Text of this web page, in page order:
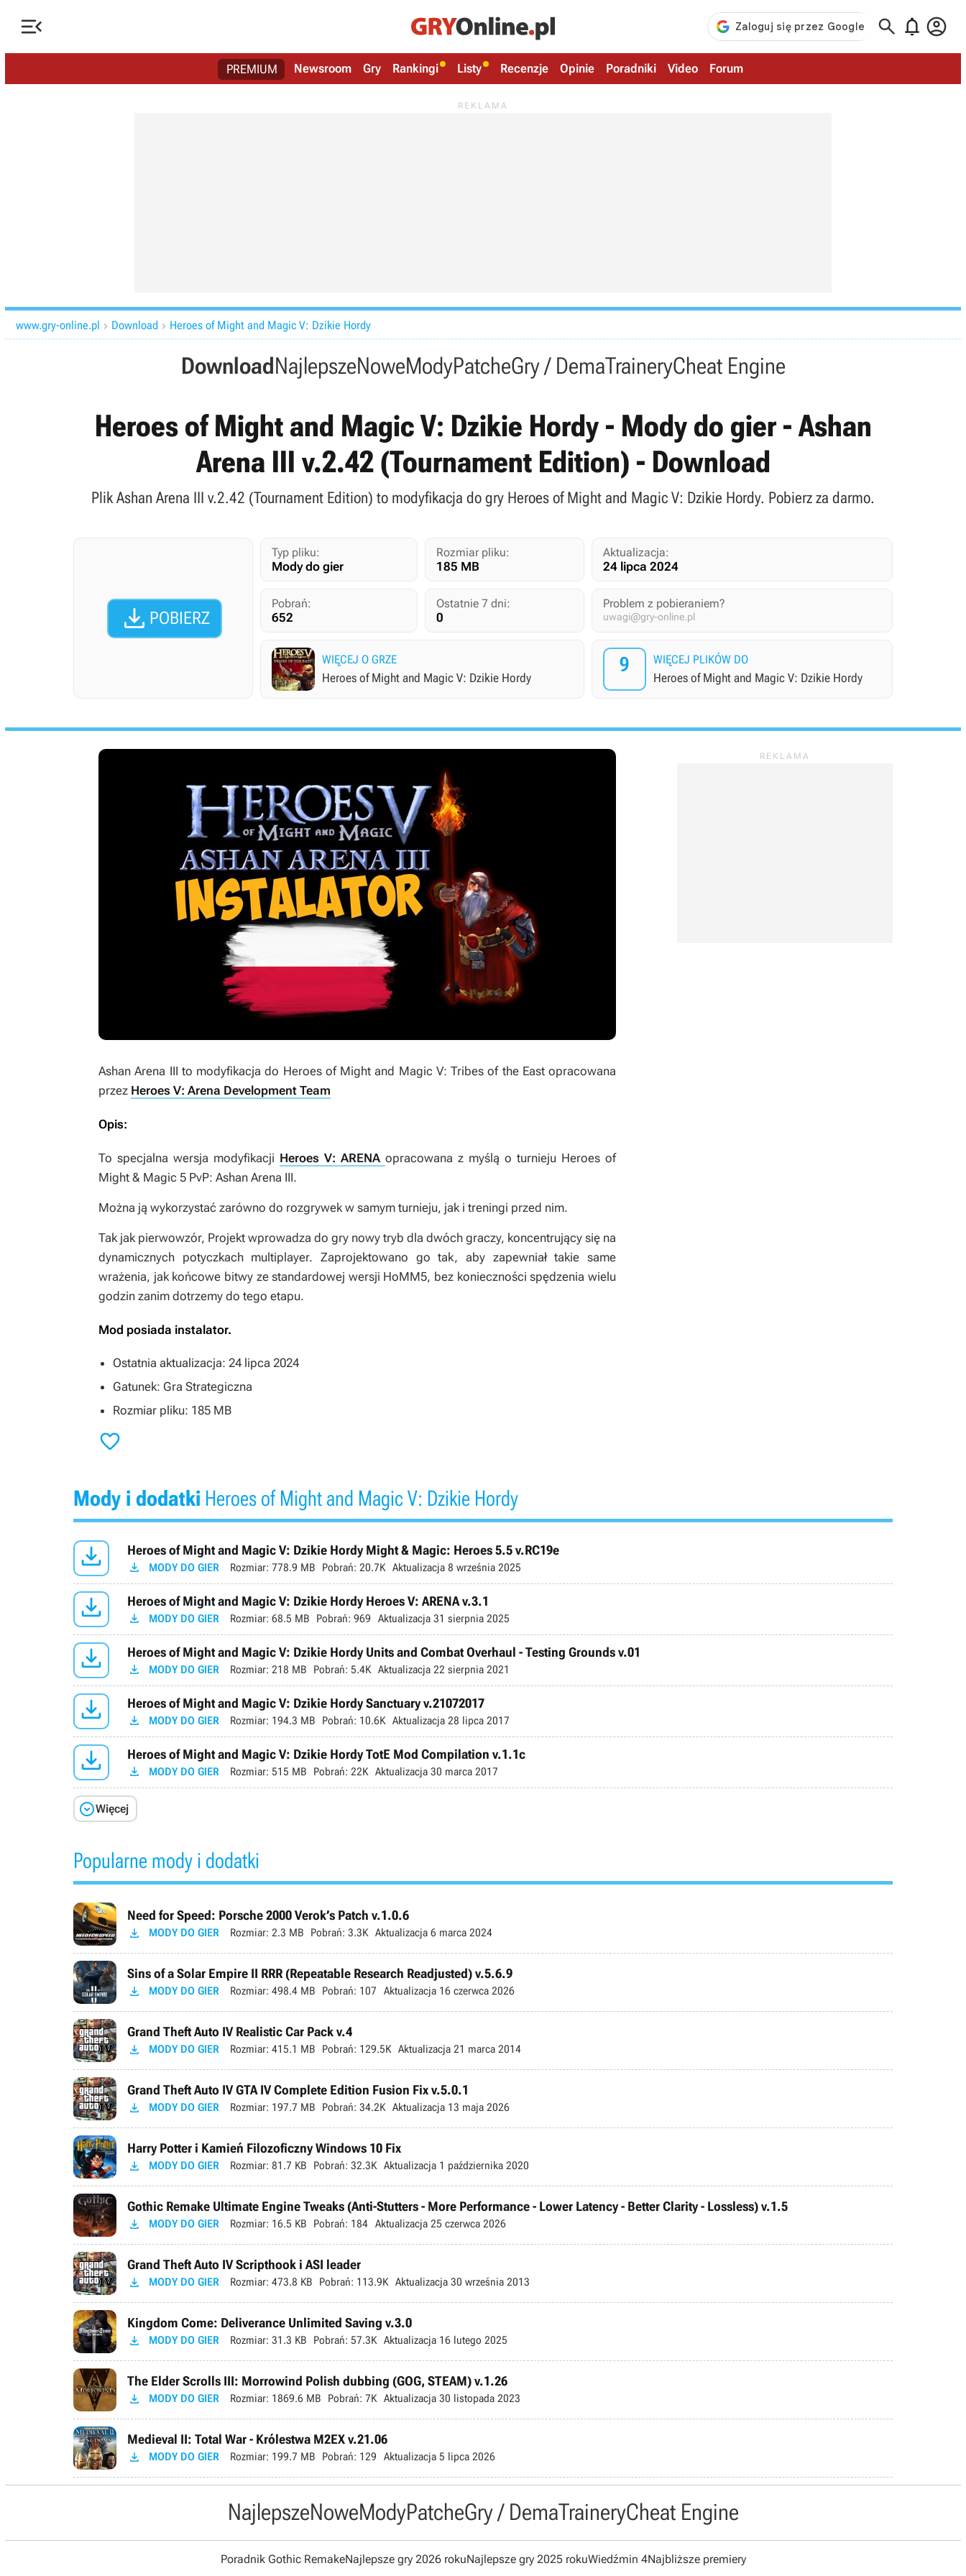
   
PREMIUM Newsroom Gry Rankingi Listy Recenzje Opinie Poradniki Video Forum
www.gry-online.pl  Download  Heroes of Might and Magic V: Dzikie Hordy
DownloadNajlepszeNoweModyPatcheGry / DemaTraineryCheat Engine
Heroes of Might and Magic V: Dzikie Hordy - Mody do gier - Ashan
Arena III v.2.42 (Tournament Edition) - Download
Plik Ashan Arena III v.2.42 (Tournament Edition) to modyfikacja do gry Heroes of Might and Magic V: Dzikie Hordy. Pobierz za darmo.
 POBIERZ
Typ pliku:
Mody do gier
Rozmiar pliku:
185 MB
Aktualizacja:
24 lipca 2024
Pobrań:
652
Ostatnie 7 dni:
0
Problem z pobieraniem?
uwagi@gry-online.pl
WIĘCEJ O GRZE
Heroes of Might and Magic V: Dzikie Hordy
9 WIĘCEJ PLIKÓW DO
Heroes of Might and Magic V: Dzikie Hordy
Ashan Arena III to modyfikacja do Heroes of Might and Magic V: Tribes of the Eastopracowana
przez Heroes V: Arena Development Team
Opis:
To specjalna wersja modyfikacji Heroes V: ARENA opracowana z myślą o turnieju Heroes of
Might & Magic 5 PvP: Ashan Arena III.
Można ją wykorzystać zarówno do rozgrywek w samym turnieju, jak i treningi przed nim.
Tak jak pierwowzór, Projekt wprowadza do gry nowy tryb dla dwóch graczy, koncentrujący się na
dynamicznych potyczkach multiplayer. Zaprojektowano go tak, aby zapewniał takie same
wrażenia, jak końcowe bitwy ze standardowej wersji HoMM5, bez konieczności spędzenia wielu
godzin zanim dotrzemy do tego etapu.
Mod posiada instalator.
Ostatnia aktualizacja: 24 lipca 2024
Gatunek: Gra Strategiczna
Rozmiar pliku: 185 MB

Mody i dodatki Heroes of Might and Magic V: Dzikie Hordy
 Heroes of Might and Magic V: Dzikie Hordy Might & Magic: Heroes 5.5 v.RC19e
 MODY DO GIER Rozmiar: 778.9 MB Pobrań: 20.7K Aktualizacja 8 września 2025
 Heroes of Might and Magic V: Dzikie Hordy Heroes V: ARENA v.3.1
 MODY DO GIER Rozmiar: 68.5 MB Pobrań: 969 Aktualizacja 31 sierpnia 2025
 Heroes of Might and Magic V: Dzikie Hordy Units and Combat Overhaul - Testing Grounds v.01
 MODY DO GIER Rozmiar: 218 MB Pobrań: 5.4K Aktualizacja 22 sierpnia 2021
 Heroes of Might and Magic V: Dzikie Hordy Sanctuary v.21072017
 MODY DO GIER Rozmiar: 194.3 MB Pobrań: 10.6K Aktualizacja 28 lipca 2017
 Heroes of Might and Magic V: Dzikie Hordy TotE Mod Compilation v.1.1c
 MODY DO GIER Rozmiar: 515 MB Pobrań: 22K Aktualizacja 30 marca 2017
Więcej
Popularne mody i dodatki
Need for Speed: Porsche 2000 Verok’s Patch v.1.0.6
 MODY DO GIER Rozmiar: 2.3 MB Pobrań: 3.3K Aktualizacja 6 marca 2024
Sins of a Solar Empire II RRR (Repeatable Research Readjusted) v.5.6.9
 MODY DO GIER Rozmiar: 498.4 MB Pobrań: 107 Aktualizacja 16 czerwca 2026
Grand Theft Auto IV Realistic Car Pack v.4
 MODY DO GIER Rozmiar: 415.1 MB Pobrań: 129.5K Aktualizacja 21 marca 2014
Grand Theft Auto IV GTA IV Complete Edition Fusion Fix v.5.0.1
 MODY DO GIER Rozmiar: 197.7 MB Pobrań: 34.2K Aktualizacja 13 maja 2026
Harry Potter i Kamień Filozoficzny Windows 10 Fix
 MODY DO GIER Rozmiar: 81.7 KB Pobrań: 32.3K Aktualizacja 1 października 2020
Gothic Remake Ultimate Engine Tweaks (Anti-Stutters - More Performance - Lower Latency - Better Clarity - Lossless) v.1.5
 MODY DO GIER Rozmiar: 16.5 KB Pobrań: 184 Aktualizacja 25 czerwca 2026
Grand Theft Auto IV Scripthook i ASI leader
 MODY DO GIER Rozmiar: 473.8 KB Pobrań: 113.9K Aktualizacja 30 września 2013
Kingdom Come: Deliverance Unlimited Saving v.3.0
 MODY DO GIER Rozmiar: 31.3 KB Pobrań: 57.3K Aktualizacja 16 lutego 2025
The Elder Scrolls III: Morrowind Polish dubbing (GOG, STEAM) v.1.26
 MODY DO GIER Rozmiar: 1869.6 MB Pobrań: 7K Aktualizacja 30 listopada 2023
Medieval II: Total War - Królestwa M2EX v.21.06
 MODY DO GIER Rozmiar: 199.7 MB Pobrań: 129 Aktualizacja 5 lipca 2026
NajlepszeNoweModyPatcheGry / DemaTraineryCheat Engine
Poradnik Gothic RemakeNajlepsze gry 2026 rokuNajlepsze gry 2025 rokuWiedźmin 4Najbliższe premiery